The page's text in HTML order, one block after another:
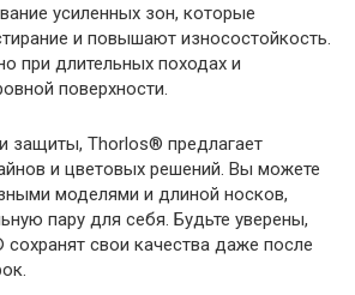
усиленных зон, которые
и повышают износостойкость.
при длительных походах и
поверхности.
защиты, Thorlos® предлагает
и цветовых решений. Вы можете
моделями и длиной носков,
пару для себя. Будьте уверены,
свои качества даже после